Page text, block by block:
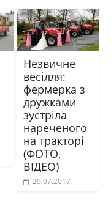
Незвичне
весілля:
фермерка з
дружками
зустріла
нареченого
на тракторі
(ФОТО,
ВІДЕО)
29.07.2017